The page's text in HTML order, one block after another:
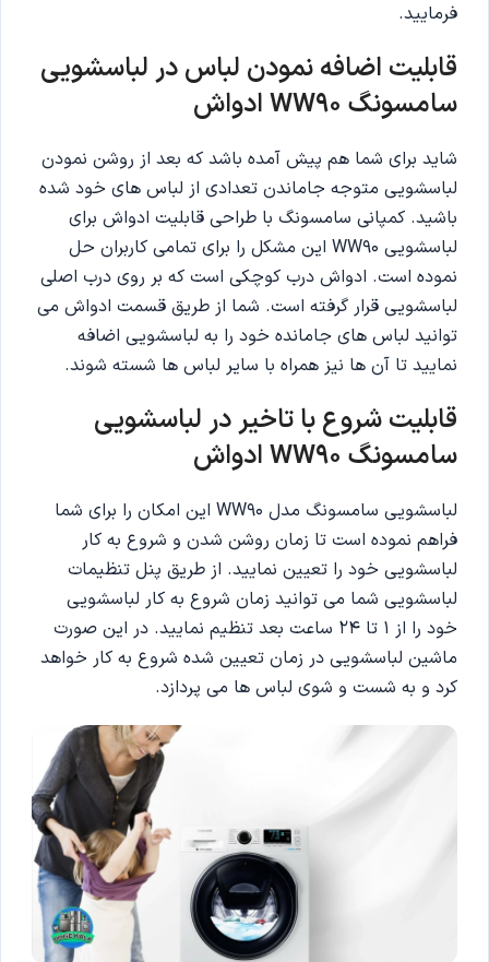
فرمایید.
قابلیت اضافه نمودن لباس در لباسشویی
سامسونگ WW90 ادواش
شاید برای شما هم پیش آمده باشد که بعد از روشن نمودن
لباسشویی متوجه جاماندن تعدادی از لباس های خود شده
باشید. کمپانی سامسونگ با طراحی قابلیت ادواش برای
لباسشویی WW90 این مشکل را برای تمامی کاربران حل
نموده است. ادواش درب کوچکی است که بر روی درب اصلی
لباسشویی قرار گرفته است. شما از طریق قسمت ادواش می
توانید لباس های جامانده خود را به لباسشویی اضافه
نمایید تا آن ها نیز همراه با سایر لباس ها شسته شوند.
قابلیت شروع با تاخیر در لباسشویی
سامسونگ WW90 ادواش
لباسشویی سامسونگ مدل WW90 این امکان را برای شما
فراهم نموده است تا زمان روشن شدن و شروع به کار
لباسشویی خود را تعیین نمایید. از طریق پنل تنظیمات
لباسشویی شما می توانید زمان شروع به کار لباسشویی
خود را از 1 تا 24 ساعت بعد تنظیم نمایید. در این صورت
ماشین لباسشویی در زمان تعیین شده شروع به کار خواهد
کرد و به شست و شوی لباس ها می پردازد.